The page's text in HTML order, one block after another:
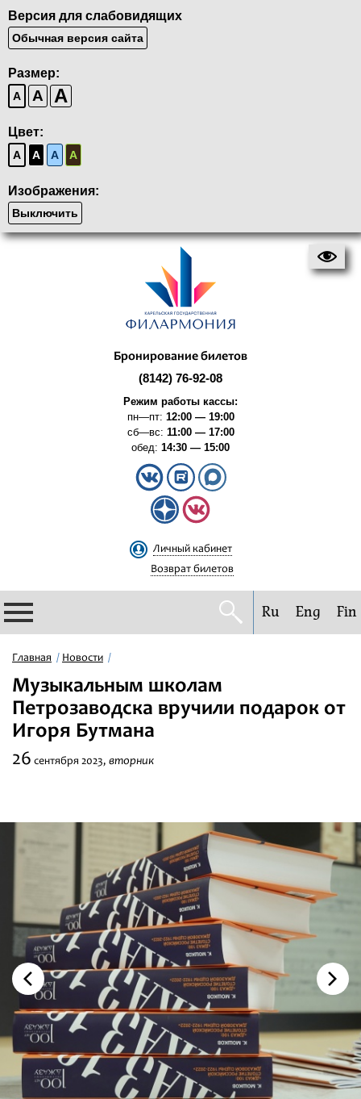
Версия для слабовидящих
Обычная версия сайта
Размер:
A A A
Цвет:
A A A A
Изображения:
Выключить
Бронирование билетов
(8142) 76-92-08
Режим работы кассы:
пн—пт: 12:00 — 19:00
сб—вс: 11:00 — 17:00
обед: 14:30 — 15:00
Личный кабинет
Возврат билетов
Филармония
Афиша
Фестивали
Ru Eng Fin
Главная Новости
Музыкальным школам
Петрозаводска вручили подарок от
Игоря Бутмана
26 сентября 2023, вторник